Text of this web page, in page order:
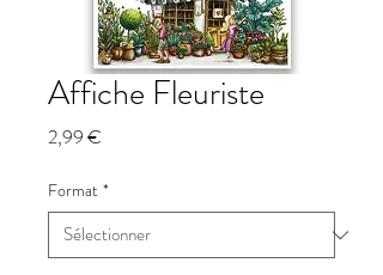
Affiche Fleuriste
2,99 €
Format *